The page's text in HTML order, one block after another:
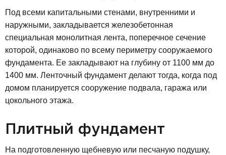
Под всеми капитальными стенами, внутренними и
наружными, закладывается железобетонная
специальная монолитная лента, поперечное сечение
которой, одинаково по всему периметру сооружаемого
фундамента. Ее закладывают на глубину от 1100 мм до
1400 мм. Ленточный фундамент делают тогда, когда под
домом планируется сооружение подвала, гаража или
цокольного этажа.
Плитный фундамент
На подготовленную щебневую или песчаную подушку,